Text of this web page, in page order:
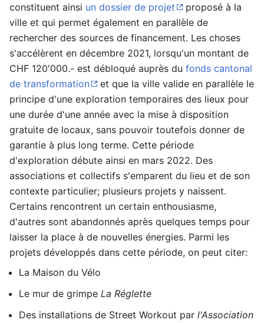
constituent ainsi un dossier de projet
proposé à la
ville et qui permet également en parallèle de
rechercher des sources de financement. Les choses
s'accélèrent en décembre 2021, lorsqu'un montant de
CHF 120'000.- est débloqué auprès du fonds cantonal
de transformation
et que la ville valide en parallèle le
principe d'une exploration temporaires des lieux pour
une durée d'une année avec la mise à disposition
gratuite de locaux, sans pouvoir toutefois donner de
garantie à plus long terme. Cette période
d'exploration débute ainsi en mars 2022. Des
associations et collectifs s'emparent du lieu et de son
contexte particulier; plusieurs projets y naissent.
Certains rencontrent un certain enthousiasme,
d'autres sont abandonnés après quelques temps pour
laisser la place à de nouvelles énergies. Parmi les
projets développés dans cette période, on peut citer:
La Maison du Vélo
Le mur de grimpe La Réglette
Des installations de Street Workout par l'Association